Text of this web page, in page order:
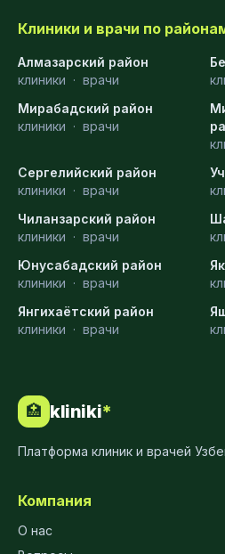
Клиники и врачи по
Алмазарский район
клиники · врачи
Мирабадский район
клиники · врачи
Сергелийский район
клиники · врачи
Чиланзарский район
клиники · врачи
Юнусабадский район
клиники · врачи
Янгихаётский район
клиники · врачи
🏥 kliniki*
Платформа клиник и врачей
Компания
О нас